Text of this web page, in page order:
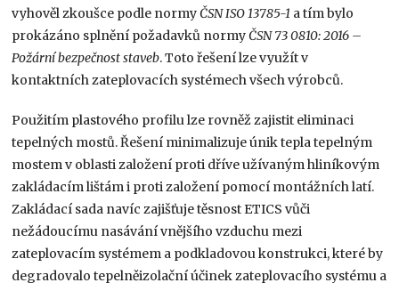
vyhověl zkoušce podle normyČSN ISO 13785-1 a tím bylo
prokázáno splnění požadavků normyČSN 73 0810: 2016 –
Požární bezpečnost staveb. Toto řešení lze využít v
kontaktních zateplovacích systémech všech výrobců.
Použitím plastového profilu lze rovněž zajistit eliminaci
tepelných mostů. Řešení minimalizuje únik tepla tepelným
mostem v oblasti založení proti dříve užívaným hliníkovým
zakládacím lištám i proti založení pomocí montážních latí.
Zakládací sada navíc zajišťuje těsnost ETICS vůči
nežádoucímu nasávání vnějšího vzduchu mezi
zateplovacím systémem a podkladovou konstrukci, které by
degradovalo tepelněizolační účinek zateplovacího systému a